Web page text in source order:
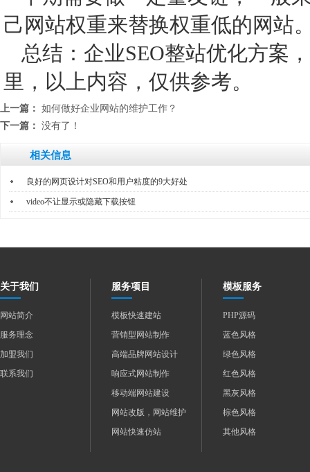
己网站权重来替换权重低的网站
总结：企业SEO整站优化方案
里，以上内容，仅供参考。
上一篇： 如何做好企业网站的维护工作？
下一篇： 没有了！
相关信息
良好的网页设计对SEO和用户粘度的9大好处
video不让显示或隐藏下载按钮
关于我们
网站简介
服务理念
加盟我们
联系我们
服务项目
模板快速建站
营销型网站制作
高端品牌网站设计
响应式网站制作
移动端网站建设
网站改版，网站维护
网站快速仿站
模板服务
PHP源码
蓝色风格
绿色风格
红色风格
黑灰风格
棕色风格
其他风格